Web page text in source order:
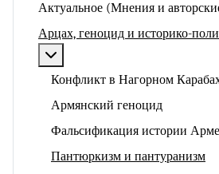
Актуальное (Мнения и
Арцах, геноцид и историко-
Конфликт в Нагорном
Армянский геноцид
Фальсификация истории
Пантюркизм и пантуранизм